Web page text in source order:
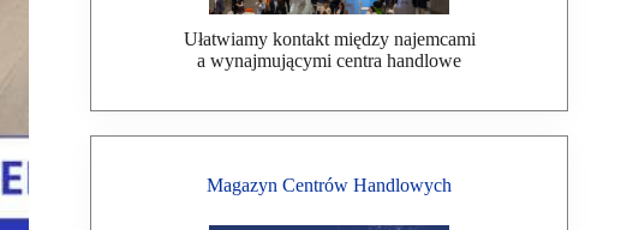
Ułatwiamy kontakt między najemcami
a wynajmującymi centra handlowe
Magazyn Centrów Handlowych